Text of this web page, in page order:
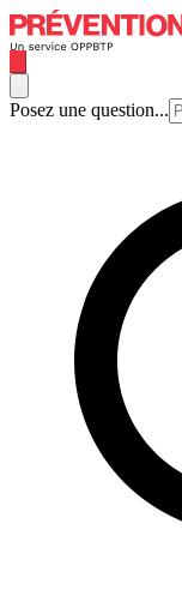
Posez une question...